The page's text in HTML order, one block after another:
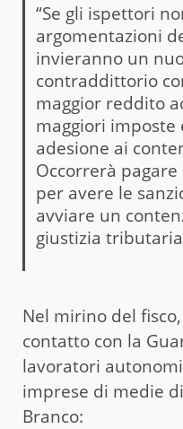
“Se gli ispettori
argomentazioni
invieranno un
contraddittorio
maggior reddito
maggiori imposte
adesione ai
Occorrerà
per avere le
avviare un
giustizia
Nel mirino del
contatto con la
lavoratori
imprese di medie
Branco: